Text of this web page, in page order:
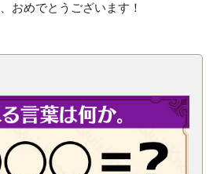
おめでとうございます！